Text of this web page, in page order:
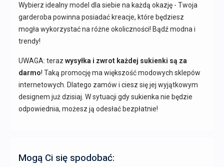
Wybierz idealny model dla siebie na każdą okazję - Twoja
garderoba powinna posiadać kreacje, które będziesz
mogła wykorzystać na różne okoliczności! Bądź modna i
trendy!
UWAGA: teraz wysyłka i zwrot każdej sukienki są za
darmo! Taką promocję ma większość modowych sklepów
internetowych. Dlatego zamów i ciesz się jej wyjątkowym
designem już dzisiaj. W sytuacji gdy sukienka nie będzie
odpowiednia, możesz ją odesłać bezpłatnie!
Mogą Ci się spodobać: